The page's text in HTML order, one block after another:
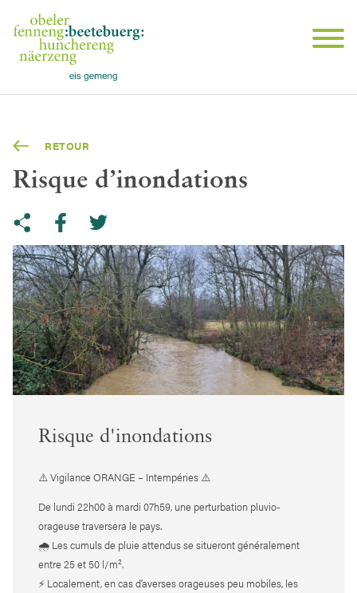
RETOUR
Risque d’inondations
Share on facebook
Risque d'inondations
⚠️ Vigilance ORANGE – Intempéries ⚠️
De lundi 22h00 à mardi 07h59, une perturbation pluvio-
orageuse traversera le pays.
🌧️ Les cumuls de pluie attendus se situeront généralement
entre 25 et 50 l/m².
⚡ Localement, en cas d’averses orageuses peu mobiles, les